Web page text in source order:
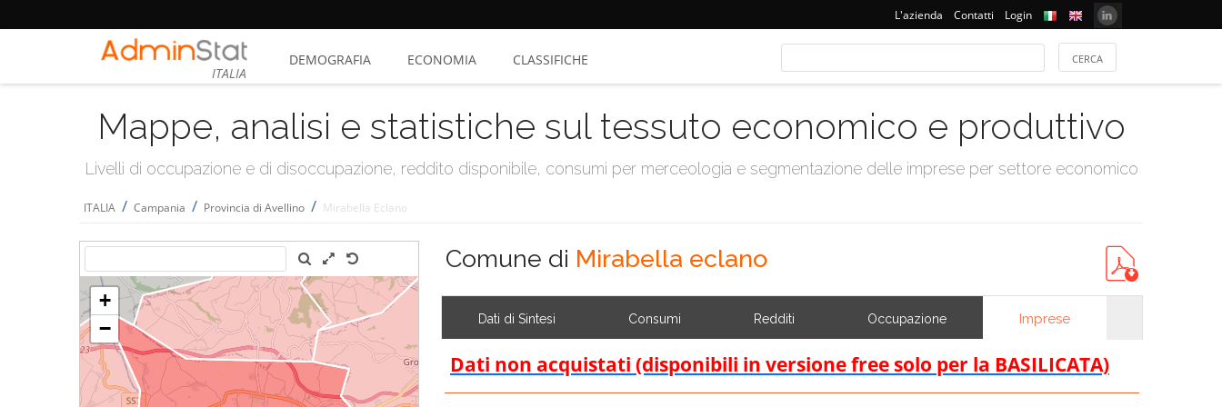
L'azienda Contatti Login
ITALIA
DEMOGRAFIA ECONOMIA CLASSIFICHE
Mappe, analisi e statistiche sul tessuto economico e produttivo
Livelli di occupazione e di disoccupazione, reddito disponibile, consumi per merceologia e segmentazione delle imprese per settore economico
ITALIA / Campania / Provincia di Avellino / Mirabella Eclano
Comune di Mirabella eclano
Dati di Sintesi Consumi Redditi Occupazione Imprese
Dati non acquistati (disponibili in versione free solo per la BASILICATA)